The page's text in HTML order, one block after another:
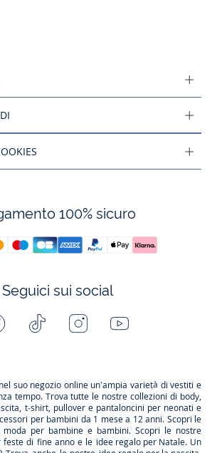
100% sicuro
Seguici sui social
Facebook Tiktok InstagramYoutube
suo negozio online un'ampia varietà di vestiti e
tempo. Trova tutte le nostre collezioni di body,
, t-shirt, pullover e pantaloncini per neonati e
per bambini da 1 mese a 12 anni. Scopri le
moda per bambine e bambini. Scopri le nostre
feste di fine anno e le idee regalo per Natale. Un